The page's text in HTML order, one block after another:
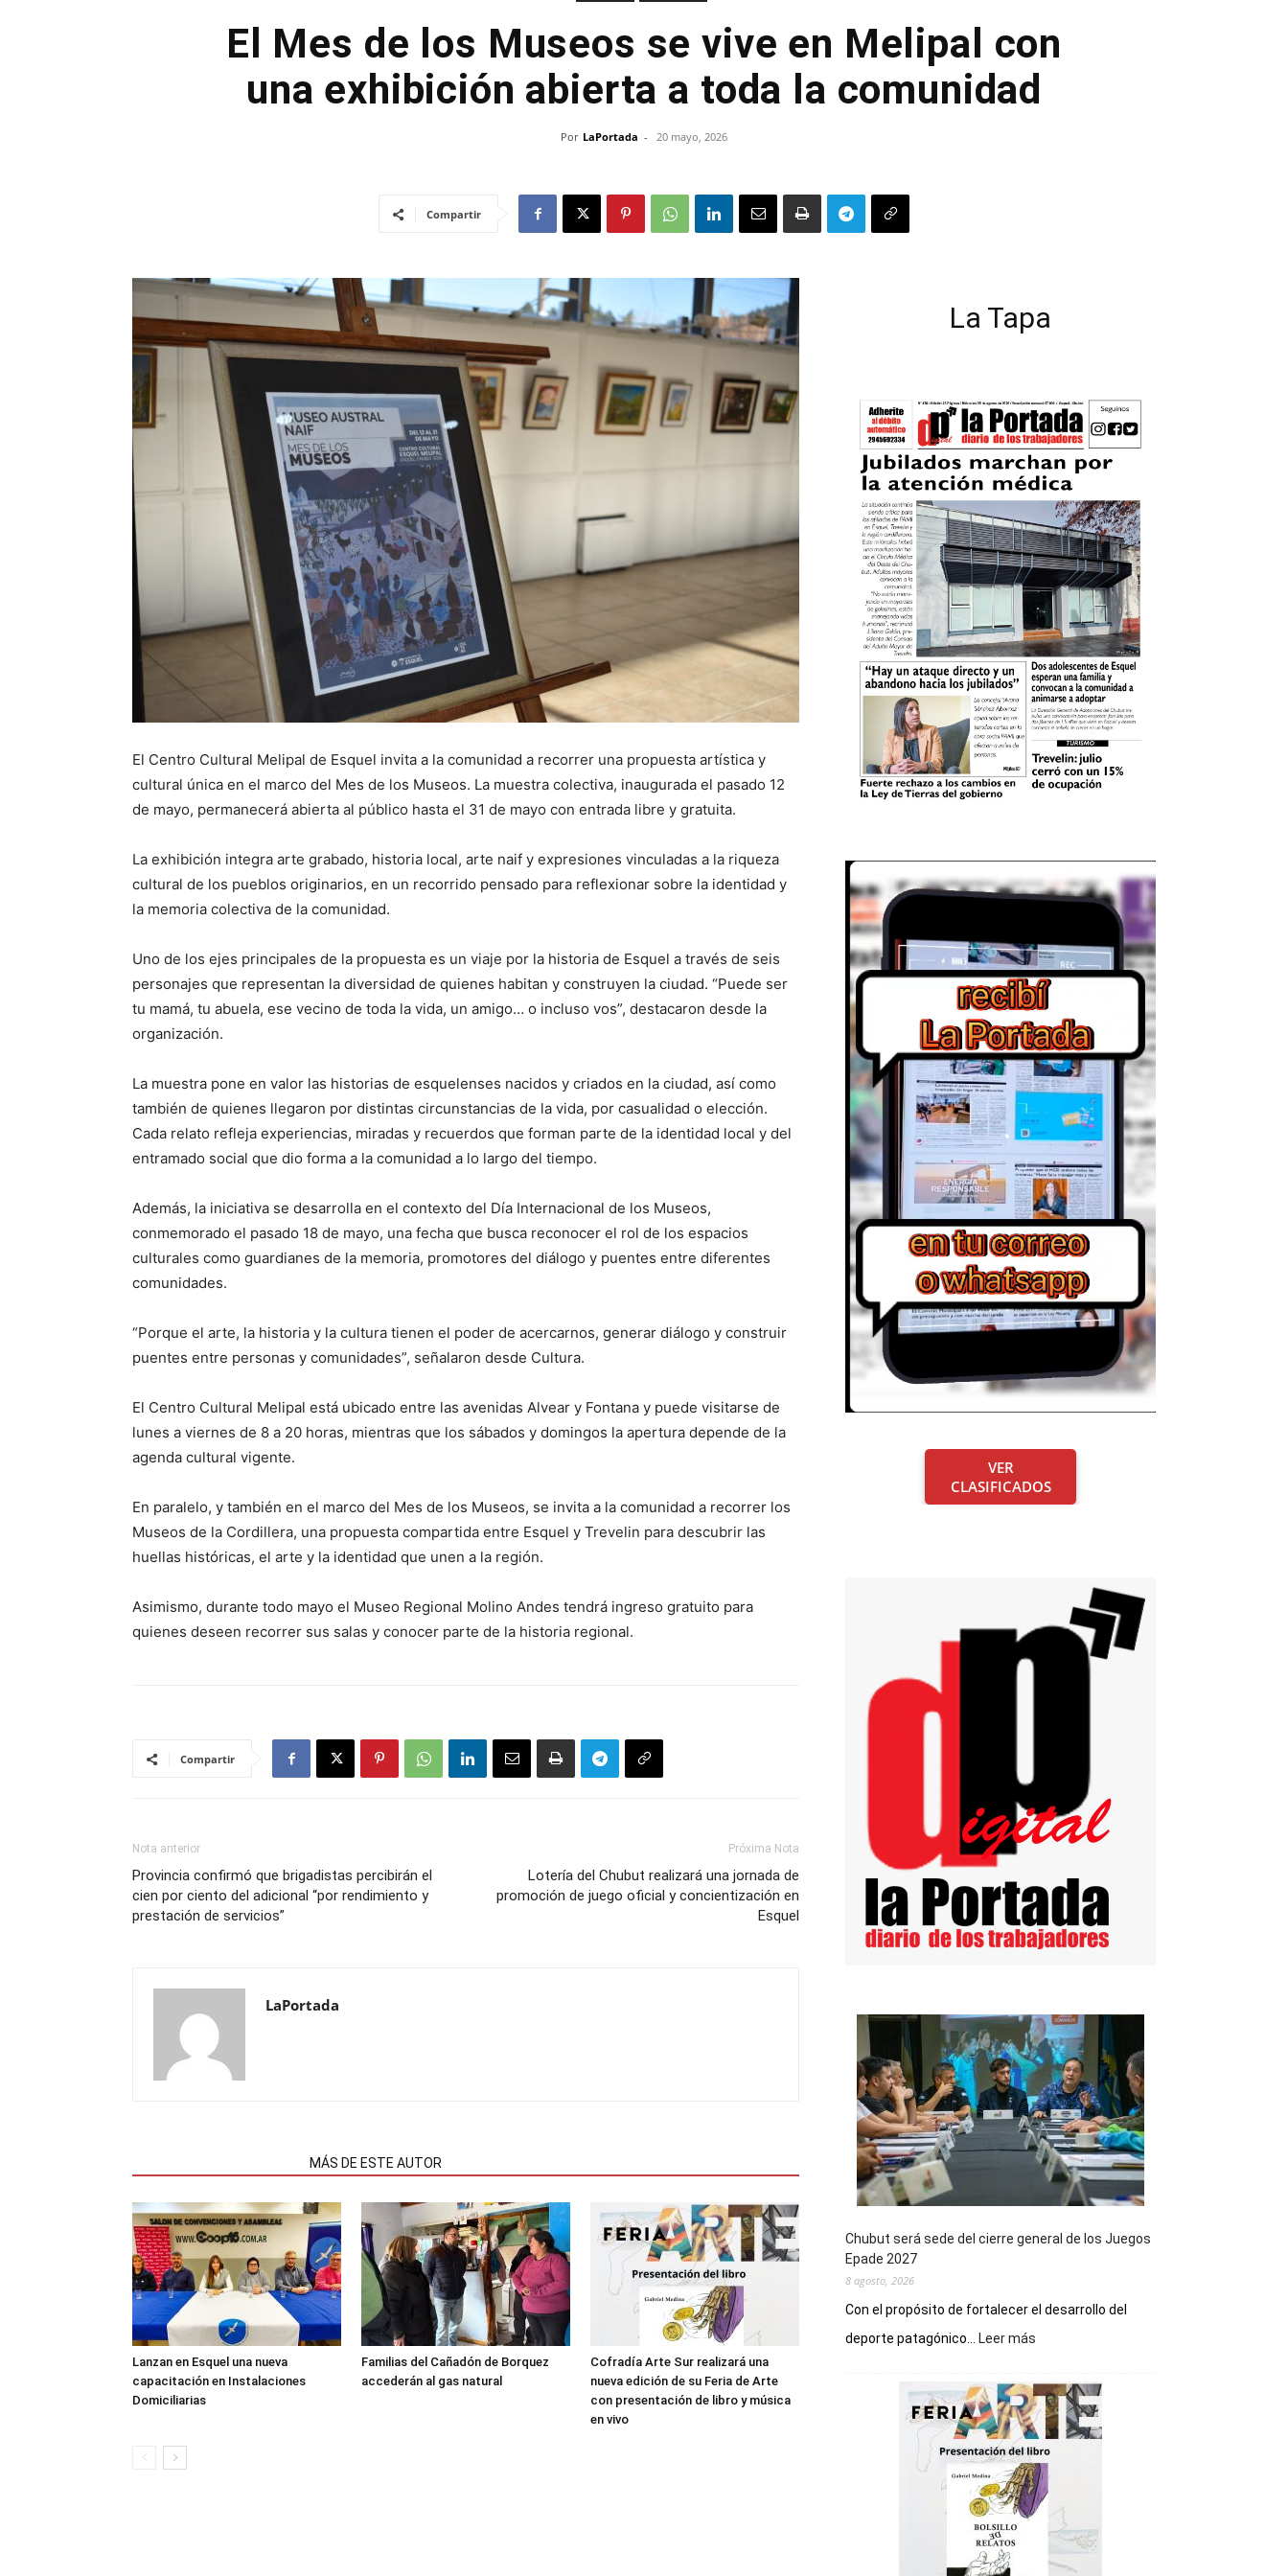
El Mes de los Museos se vive en Melipal con
una exhibición abierta a toda la comunidad
Por LaPortada - 20 mayo, 2026
Compartir
El Centro Cultural Melipal de Esquel invita a la comunidad a recorrer una propuesta artística y
cultural única en el marco del Mes de los Museos. La muestra colectiva, inaugurada el pasado 12
de mayo, permanecerá abierta al público hasta el 31 de mayo con entrada libre y gratuita.
La exhibición integra arte grabado, historia local, arte naif y expresiones vinculadas a la riqueza
cultural de los pueblos originarios, en un recorrido pensado para reflexionar sobre la identidad y
la memoria colectiva de la comunidad.
Uno de los ejes principales de la propuesta es un viaje por la historia de Esquel a través de seis
personajes que representan la diversidad de quienes habitan y construyen la ciudad. “Puede ser
tu mamá, tu abuela, ese vecino de toda la vida, un amigo… o incluso vos”, destacaron desde la
organización.
La muestra pone en valor las historias de esquelenses nacidos y criados en la ciudad, así como
también de quienes llegaron por distintas circunstancias de la vida, por casualidad o elección.
Cada relato refleja experiencias, miradas y recuerdos que forman parte de la identidad local y del
entramado social que dio forma a la comunidad a lo largo del tiempo.
Además, la iniciativa se desarrolla en el contexto del Día Internacional de los Museos,
conmemorado el pasado 18 de mayo, una fecha que busca reconocer el rol de los espacios
culturales como guardianes de la memoria, promotores del diálogo y puentes entre diferentes
comunidades.
“Porque el arte, la historia y la cultura tienen el poder de acercarnos, generar diálogo y construir
puentes entre personas y comunidades”, señalaron desde Cultura.
El Centro Cultural Melipal está ubicado entre las avenidas Alvear y Fontana y puede visitarse de
lunes a viernes de 8 a 20 horas, mientras que los sábados y domingos la apertura depende de la
agenda cultural vigente.
En paralelo, y también en el marco del Mes de los Museos, se invita a la comunidad a recorrer los
Museos de la Cordillera, una propuesta compartida entre Esquel y Trevelin para descubrir las
huellas históricas, el arte y la identidad que unen a la región.
Asimismo, durante todo mayo el Museo Regional Molino Andes tendrá ingreso gratuito para
quienes deseen recorrer sus salas y conocer parte de la historia regional.
Compartir
Nota anterior
Provincia confirmó que brigadistas percibirán el
cien por ciento del adicional “por rendimiento y
prestación de servicios”
Próxima Nota
Lotería del Chubut realizará una jornada de
promoción de juego oficial y concientización en
Esquel
LaPortada
MÁS DE ESTE AUTOR
Lanzan en Esquel una nueva
capacitación en Instalaciones
Domiciliarias
Familias del Cañadón de Borquez
accederán al gas natural
Cofradía Arte Sur realizará una
nueva edición de su Feria de Arte
con presentación de libro y música
en vivo
La Tapa
VER
CLASIFICADOS
Chubut será sede del cierre general de los Juegos
Epade 2027
8 agosto, 2026
Con el propósito de fortalecer el desarrollo del
deporte patagónico...
Leer más
sede
del
cierre
general
de
los
Juegos
Epade
2027